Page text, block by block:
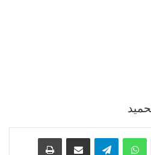
لينكدإن واتساب تيلقرام